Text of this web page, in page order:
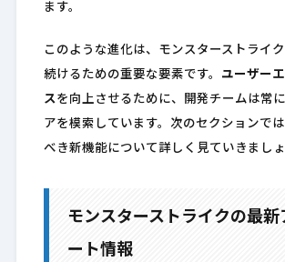
ます。
このような進化は、モンスターストライ
続けるための重要な要素です。 ユーザー
スを向上させるために、開発チームは常
アを模索しています。次のセクションで
べき新機能について詳しく見ていきましょ
モンスターストライクの最新
ート情報